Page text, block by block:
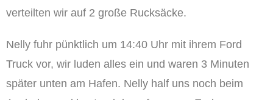
verteilten wir auf 2 große Rucksäcke.
Nelly fuhr pünktlich um 14:40 Uhr mit ihrem Ford
Truck vor, wir luden alles ein und waren 3 Minuten
später unten am Hafen. Nelly half uns noch beim